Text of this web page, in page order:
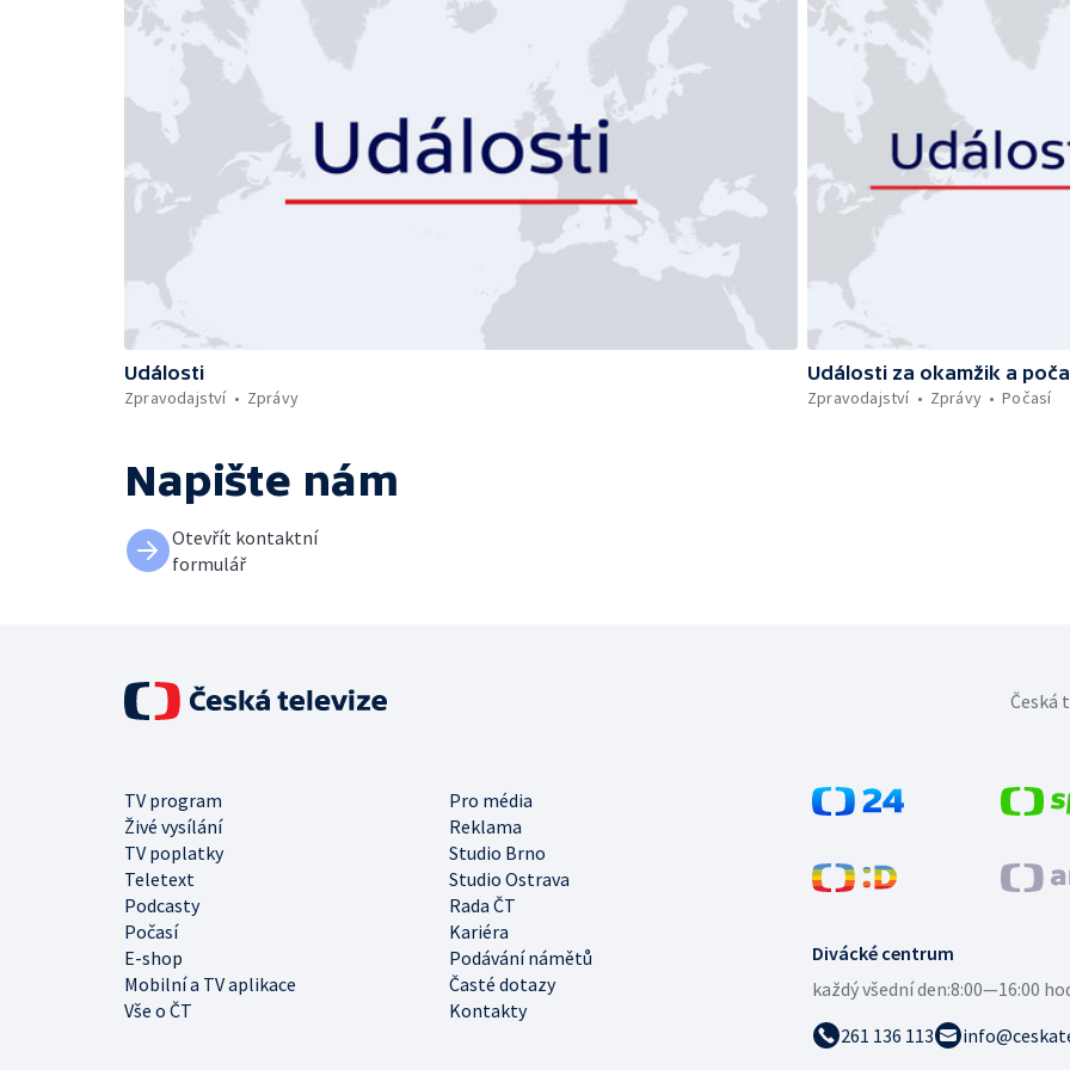
Události
Zpravodajství
Zprávy
Události za okamžik a
Zpravodajství
Zprávy Počasí
Napište nám
Otevřít kontaktní
formulář
Divácké centrum
každý všední den:8:00—16:00
261 136 113
TV program
Pro média
Živé vysílání
Reklama
TV poplatky
Studio Brno
Teletext
Studio Ostrava
Podcasty
Rada ČT
Počasí
Kariéra
E-shop
Podávání námětů
Mobilní a TV aplikace
Časté dotazy
Vše o ČT
Kontakty
Česká